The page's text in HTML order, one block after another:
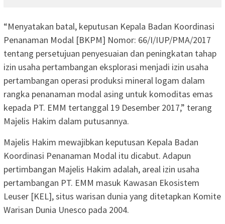
“Menyatakan batal, keputusan Kepala Badan Koordinasi
Penanaman Modal [BKPM] Nomor: 66/I/IUP/PMA/2017
tentang persetujuan penyesuaian dan peningkatan tahap
izin usaha pertambangan eksplorasi menjadi izin usaha
pertambangan operasi produksi mineral logam dalam
rangka penanaman modal asing untuk komoditas emas
kepada PT. EMM tertanggal 19 Desember 2017,” terang
Majelis Hakim dalam putusannya.
Majelis Hakim mewajibkan keputusan Kepala Badan
Koordinasi Penanaman Modal itu dicabut. Adapun
pertimbangan Majelis Hakim adalah, areal izin usaha
pertambangan PT. EMM masuk Kawasan Ekosistem
Leuser [KEL], situs warisan dunia yang ditetapkan Komite
Warisan Dunia Unesco pada 2004.